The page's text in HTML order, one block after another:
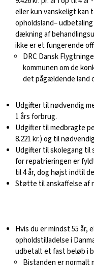
eller kun vanskeligt kan
opholdsland– udbetaling
dækning af
ikke er et fungerende
DRC Dansk
kommunen om de
det pågældende land
Udgifter til nødvendig
1 års forbrug.
Udgifter til medbragte
8.221 kr.) og til
Udgifter til skolegang
for repatrieringen er fyldt
til 4 år, dog højst indtil
Støtte til anskaffelse af
Hvis du er mindst 55
opholdstilladelse i
udbetalt et fast beløb i
Bistanden er normalt